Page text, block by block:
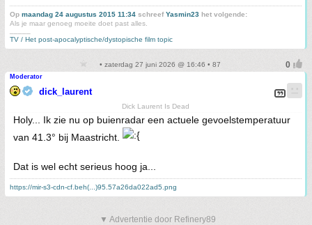
Op maandag 24 augustus 2015 11:34 schreefYasmin23 het volgende:
Als je maar genoeg moeite doet past alles.
TV / Het post-apocalyptische/dystopische film topic
• zaterdag 27 juni 2026 @ 16:46 • 87
Moderator
dick_laurent
Dick Laurent Is Dead
Holy... Ik zie nu op buienradar een actuele gevoelstemperatuur
van 41.3° bij Maastricht.
Dat is wel echt serieus hoog ja...
https://mir-s3-cdn-cf.beh(...)95.57a26da022ad5.png
▼ Advertentie door Refinery89